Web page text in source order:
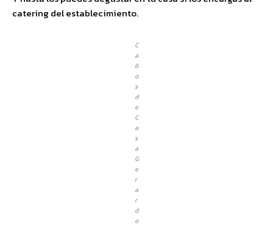
catering del establecimiento.
C
a
ll
o
s
d
e
C
a
s
a
G
e
r
a
r
d
o